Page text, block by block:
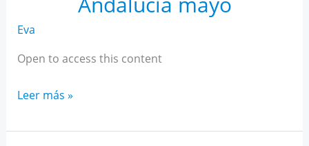
Eva
Open to access this content
Intensivo
AR
Leer más »